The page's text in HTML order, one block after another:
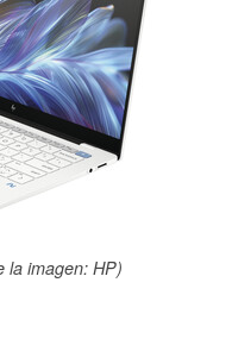
la imagen: HP)